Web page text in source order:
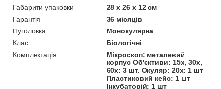
Габарити упаковки
28 х 26 х 12 см
Гарантія
36 місяців
Пуголовка
Монокулярна
Клас
Біологічні
Комплектація
Мікроскоп: металевий
корпус Об'єктиви: 15х, 30х,
60х: 3 шт. Окуляр: 20х: 1 шт
Пластиковий кейс: 1 шт
Інкубаторій: 1 шт